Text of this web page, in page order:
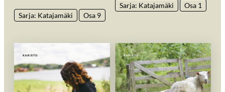
Sarja: Katajamäki Osa 9
Sarja: Katajamäki Osa 1